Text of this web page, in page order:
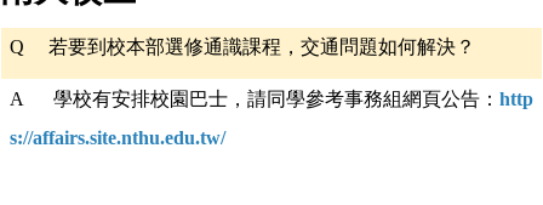
Q 若要到校本部選修通識課程，交通問題如何解決？
A 學校有安排校園巴士，請同學參考事務組網頁公告： http
s://affairs.site.nthu.edu.tw/